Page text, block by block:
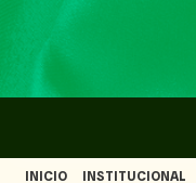
INICIO INSTITUCIONAL